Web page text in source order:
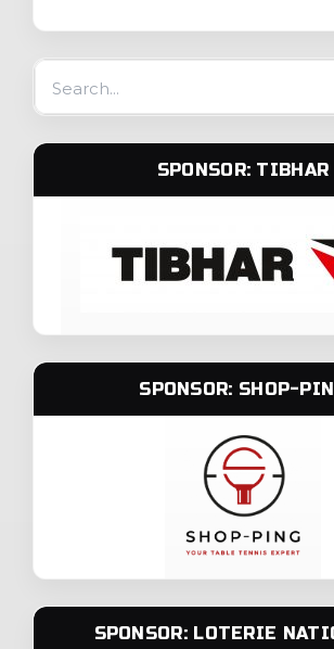
for:
SPONSOR: TIBHAR
SPONSOR: SHOP-
SPONSOR: LOTERIE